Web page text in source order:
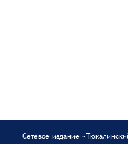
Сетевое издание